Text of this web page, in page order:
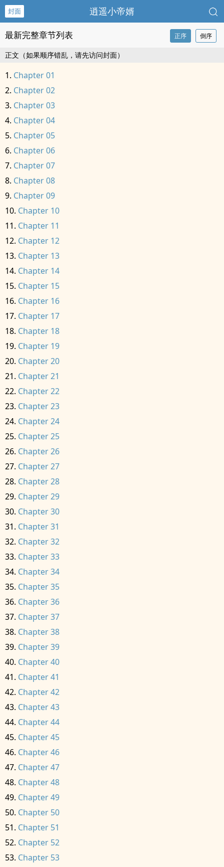
封面 逍遥小帝婿
最新完整章节列表 正序 倒序
正文（如果顺序错乱，请先访问封面）
Chapter 01
Chapter 02
Chapter 03
Chapter 04
Chapter 05
Chapter 06
Chapter 07
Chapter 08
Chapter 09
Chapter 10
Chapter 11
Chapter 12
Chapter 13
Chapter 14
Chapter 15
Chapter 16
Chapter 17
Chapter 18
Chapter 19
Chapter 20
Chapter 21
Chapter 22
Chapter 23
Chapter 24
Chapter 25
Chapter 26
Chapter 27
Chapter 28
Chapter 29
Chapter 30
Chapter 31
Chapter 32
Chapter 33
Chapter 34
Chapter 35
Chapter 36
Chapter 37
Chapter 38
Chapter 39
Chapter 40
Chapter 41
Chapter 42
Chapter 43
Chapter 44
Chapter 45
Chapter 46
Chapter 47
Chapter 48
Chapter 49
Chapter 50
Chapter 51
Chapter 52
Chapter 53